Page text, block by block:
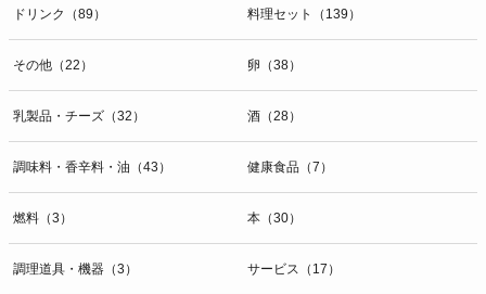
ドリンク（89） 料理セット（139）
その他（22） 卵（38）
乳製品・チーズ（32） 酒（28）
調味料・香辛料・油（43） 健康食品（7）
燃料（3） 本（30）
調理道具・機器（3） サービス（17）